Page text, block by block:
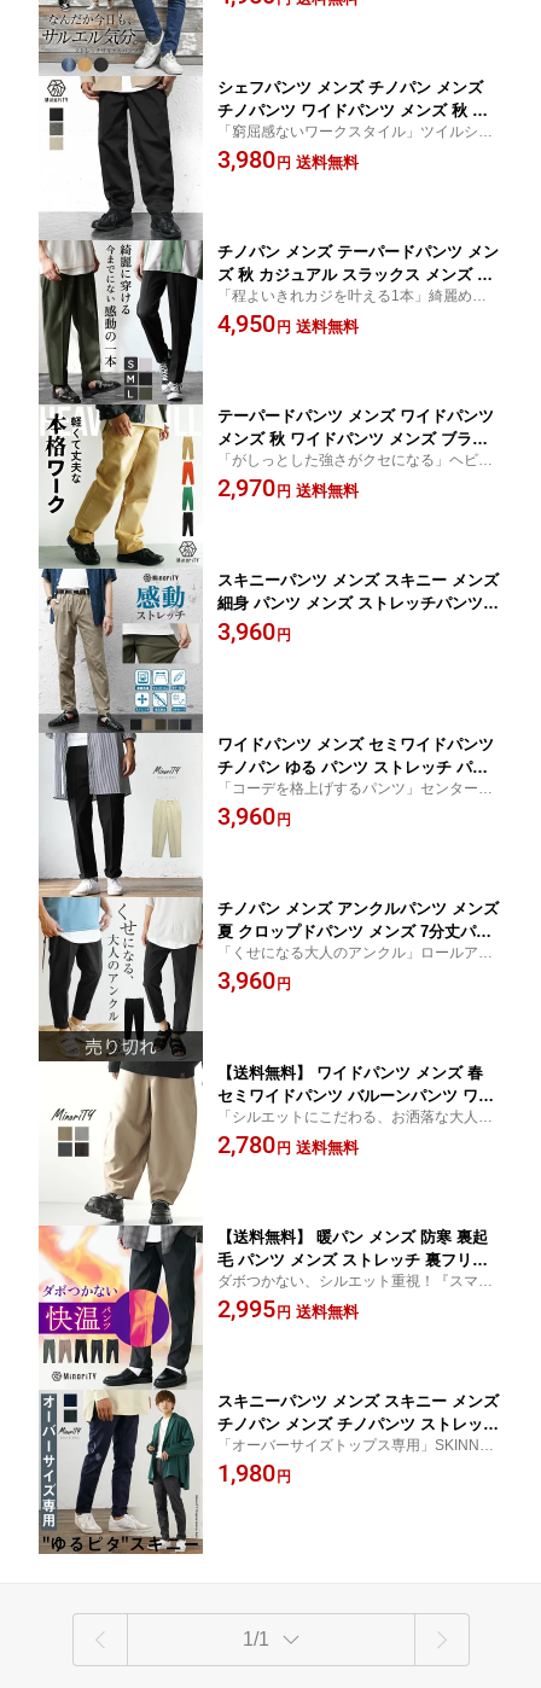
シェフパンツ メンズ チノパン メンズ
チノパンツ ワイドパンツ メンズ 秋 テ
ーパードパンツ メンズ 秋 イージーパン
ツ ワークパンツ セミワイドパンツ 大き
「窮屈感ないワークスタイル」ツイルシェ
フパンツ
3,980円 送料無料
チノパン メンズ テーパードパンツ メン
ズ 秋 カジュアル スラックス メンズ ワ
イドパンツ チノパンツ ワイド ボトムス
メンズ 無地 ズボン ずぼん ブラック カ
「程よいきれカジを叶える1本」綺麗めチノ
パン
4,950円 送料無料
テーパードパンツ メンズ ワイドパンツ
メンズ 秋 ワイドパンツ メンズ ブラッ
ク イージーパンツ メンズ カラーパンツ
グリーン スラックス メンズ 大きいサイ
「がしっとした強さがクセになる」ヘビー
ツイルワークパンツ
2,970円 送料無料
スキニーパンツ メンズ スキニー メンズ
細身 パンツ メンズ ストレッチパンツ
メンズ スキニーパンツ メンズ ブラック
パンツ スキニー 黒 ストレッチパンツ
3,960円
ワイドパンツ メンズ セミワイドパンツ
チノパン ゆる パンツ ストレッチ パン
ツ バルーンパンツ チノパンツ 大きいサ
イズ ゆったり パンツ ツイル生地 くろ
「コーデを格上げするパンツ」センタープ
レスアンクルワイドチノ
3,960円
チノパン メンズ アンクルパンツ メンズ
夏 クロップドパンツ メンズ 7分丈パン
ツ メンズ テーパードパンツ メンズ 夏
チノパン メンズ スリム スラックス メ
「くせになる大人のアンクル」ロールアッ
プアンクルパンツ
3,960円
【送料無料】 ワイドパンツ メンズ 春
セミワイドパンツ バルーンパンツ ワイ
ドパンツ 秋 メンズ ワイドパンツ 夏 ワ
イドシルエット ウエストゴム パンツ メ
「シルエットにこだわる、お洒落な大人」
バルーンパンツ
2,780円 送料無料
【送料無料】 暖パン メンズ 防寒 裏起
毛 パンツ メンズ ストレッチ 裏フリー
ス 蓄熱 裏ボア あったかパンツ スキニ
ーパンツ チノパンツ テーパードパンツ
ン
ダボつかない、シルエット重視！『スマー
トスリム裏起毛パンツ』
2,995円 送料無料
スキニーパンツ メンズ スキニー メンズ
チノパン メンズ チノパンツ ストレッチ
スリム ロングパンツ ウエストゴム 無地
ネイビー チャコール カジュアル 韓国
「オーバーサイズトップス専用」SKINNY
パンツ
1,980円
1/1